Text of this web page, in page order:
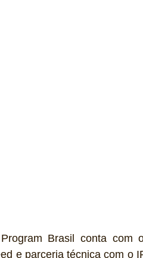
Brasil conta com
e parceria técnica com o